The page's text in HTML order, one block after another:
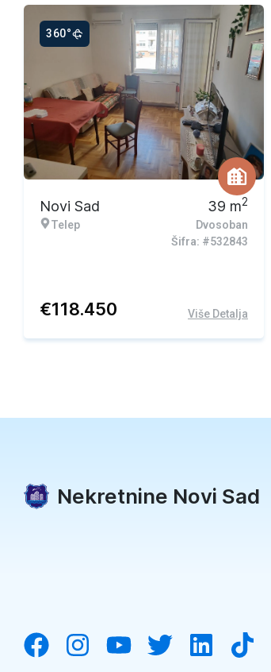
360°
Novi Sad
Telep
39 m2
Dvosoban
Šifra: #532843
€118.450 Više Detalja
Nekretnine Novi Sad